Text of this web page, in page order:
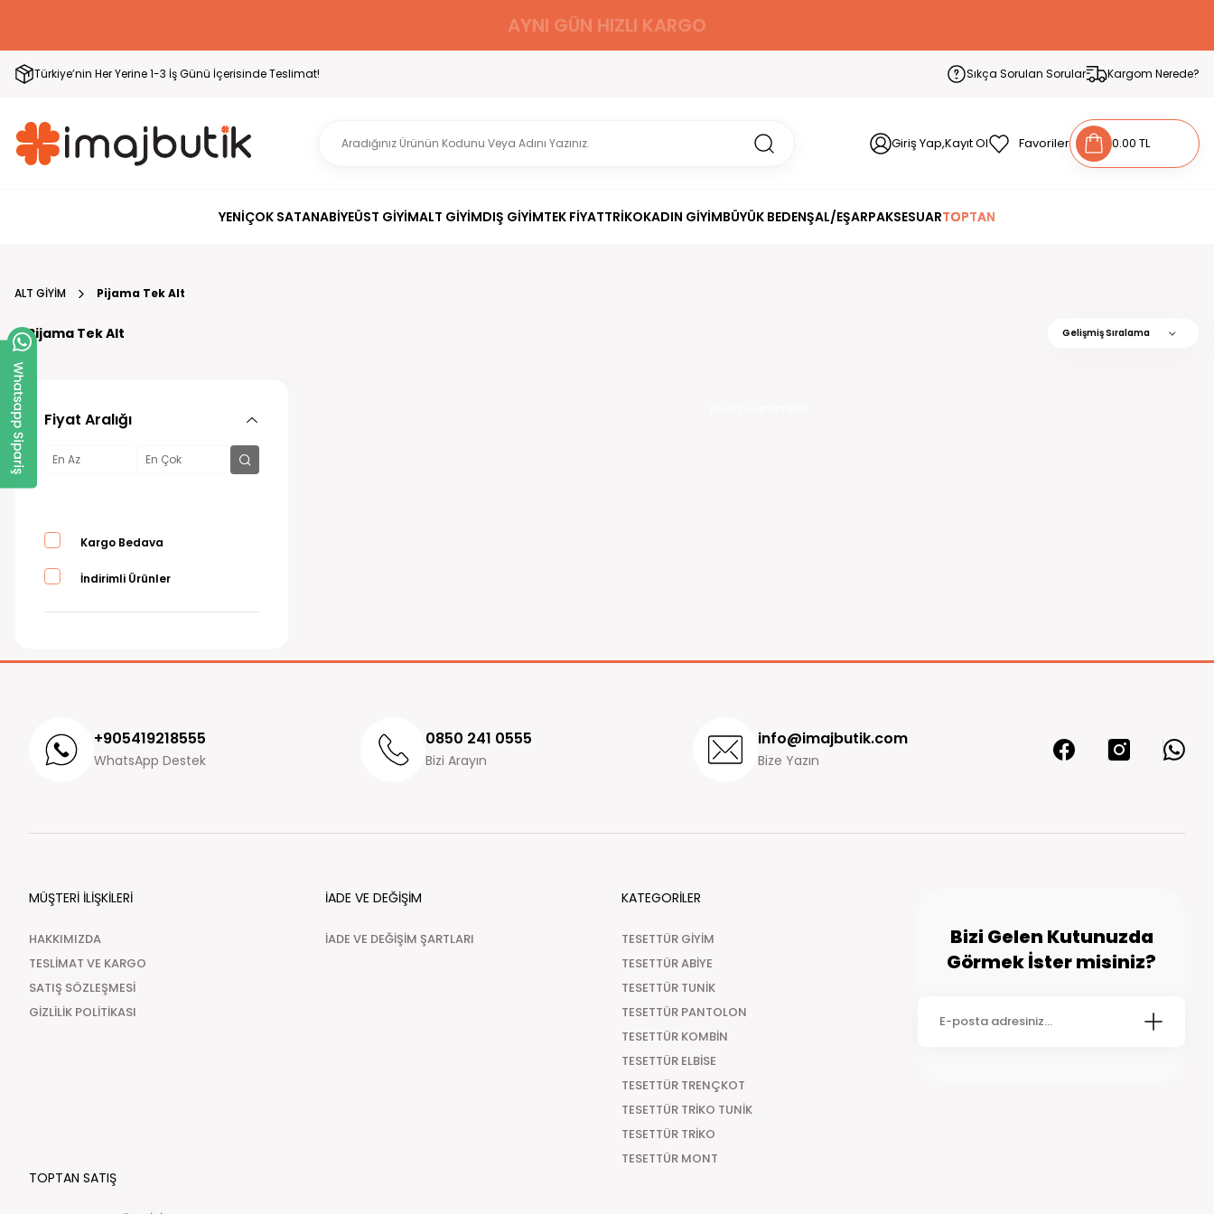
AYNI GÜN HIZLI KARGO
Türkiye’nin Her Yerine 1-3 İş Günü İçerisinde Teslimat! Sıkça Sorulan Sorular Kargom Nerede?
Giriş Yap,Kayıt Ol Favoriler 0.00 TL
YENİÇOK SATANABİYEÜST GİYİMALT GİYİMDIŞ GİYİMTEK FİYATTRİKOKADIN GİYİMBÜYÜK BEDENŞAL/EŞARPAKSESUARTOPTAN
ALT GİYİM Pijama Tek Alt
Pijama Tek Alt
Fiyat Aralığı
Kargo Bedava
İndirimli Ürünler
+905419218555
WhatsApp Destek
0850 241 0555
Bizi Arayın
info@imajbutik.com
Bize Yazın
MÜŞTERİ İLİŞKİLERİ
HAKKIMIZDA
TESLİMAT VE KARGO
SATIŞ SÖZLEŞMESİ
GİZLİLİK POLİTİKASI
İADE VE DEĞİŞİM
İADE VE DEĞİŞİM ŞARTLARI
KATEGORİLER
TESETTÜR GİYİM
TESETTÜR ABİYE
TESETTÜR TUNİK
TESETTÜR PANTOLON
TESETTÜR KOMBİN
TESETTÜR ELBİSE
TESETTÜR TRENÇKOT
TESETTÜR TRİKO TUNİK
TESETTÜR TRİKO
TESETTÜR MONT
TOPTAN SATIŞ
Bizi Gelen Kutunuzda
Görmek İster misiniz?